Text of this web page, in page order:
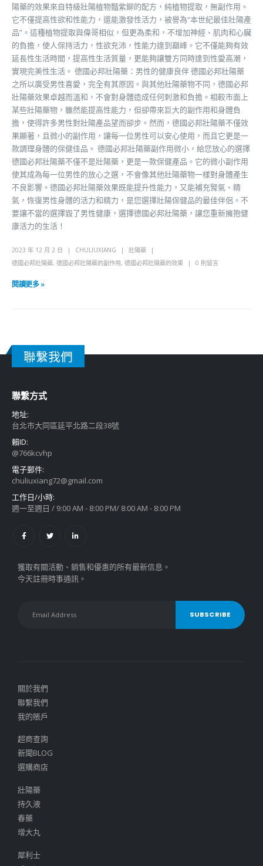
陽藥的效果來自特級壯陽植物豔紫鉚的配方，純植物提取，無副作用。
它不僅提高性欲和性能力，還能激發性活力，被譽為“本世紀最佳壯陽產
品”。這種植物提取與偉哥相似，但更為柔和，不增加神經、肌肉和心臟
的負擔，使人保持活力，性欲充沛，性能力達到巔峰。它不僅能夠有效
延長性生活時間，提高性生活質量，更能夠讓雙方同時達到性愛高潮，
實現完美性生活。 德國必邦壯陽藥：男性的健康良伴 德國必邦壯陽藥
之所以廣受男性喜愛，完全有其原因。與其他壯陽藥物不同，德國必邦
壯陽藥效果卓越而溫和，不會對身體造成任何刺激和負擔。相較市面上
某些壯陽藥物，雖然能提高性能力，但卻帶來巨大的副作用和身體負
擔，使得許多男性對壯陽產品望而卻步。然而，德國必邦壯陽藥不僅效
果顯著，且微小的副作用，讓每一位男性可以安心使用，而且它更是一
款調理身體的保健佳品。 德國必邦壯陽藥副作用微小，給您放心的選擇
德國必邦壯陽藥不僅不是壯陽藥，更是一款保健產品。它的微小副作用
使其成為每一位男性的放心之選，不會像其他壯陽藥物一樣對身體產生
不良影響。德國必邦壯陽藥效果既能提升性能力，又能補充腎氣、精
氣，恢復男性身體的活力和精力，是您選擇壯陽保健品的最佳伴侶。不
要讓不當的選擇毀了男性健康，選擇德國必邦壯陽藥，讓您重新擁抱健
康活力的生活！
2023 年 12 月 2 日 CHULIUXIANG
壯陽藥
德國必邦壯陽藥, 德國必邦壯陽藥的副作用, 德國必邦壯陽藥的效果 0 則留言
閱讀更多 »
聯繫我們
聯繫方式
地址:
台北市大同區延平北路二段38號
賴ID:
@766kcvhp
電子郵件:
chuliuxiang72@gmail.com
工作日/小時:
週一至週日 / 9:00 AM - 8:00 PM/ 8:00 AM - 8:00 PM
獲取有關活動、銷售和優惠的所有最新信息。
今天註冊時事通訊。
關於我們
聯繫我們
我的賬戶
超商查詢
新聞BLOG
選購商店
壯陽藥
持久液
春藥
增大丸
犀利士